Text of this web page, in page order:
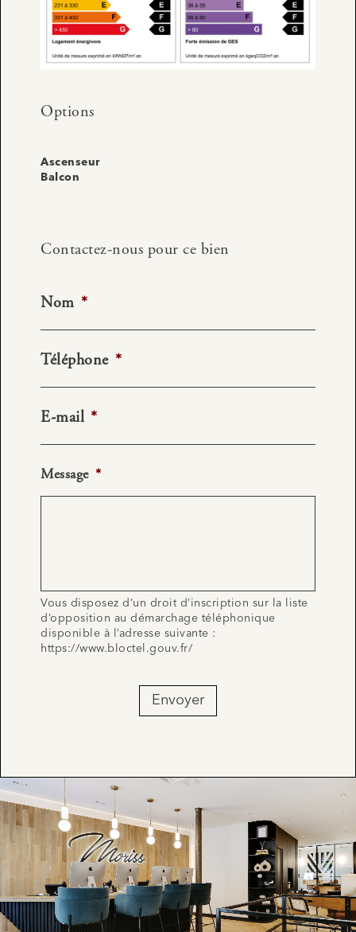
Options
Ascenseur
Balcon
Contactez-nous pour ce bien
Nom *
Téléphone *
E-mail *
Message *
Vous disposez d’un droit d’inscription sur la liste
d’opposition au démarchage téléphonique
disponible à l’adresse suivante :
https://www.bloctel.gouv.fr/
Envoyer